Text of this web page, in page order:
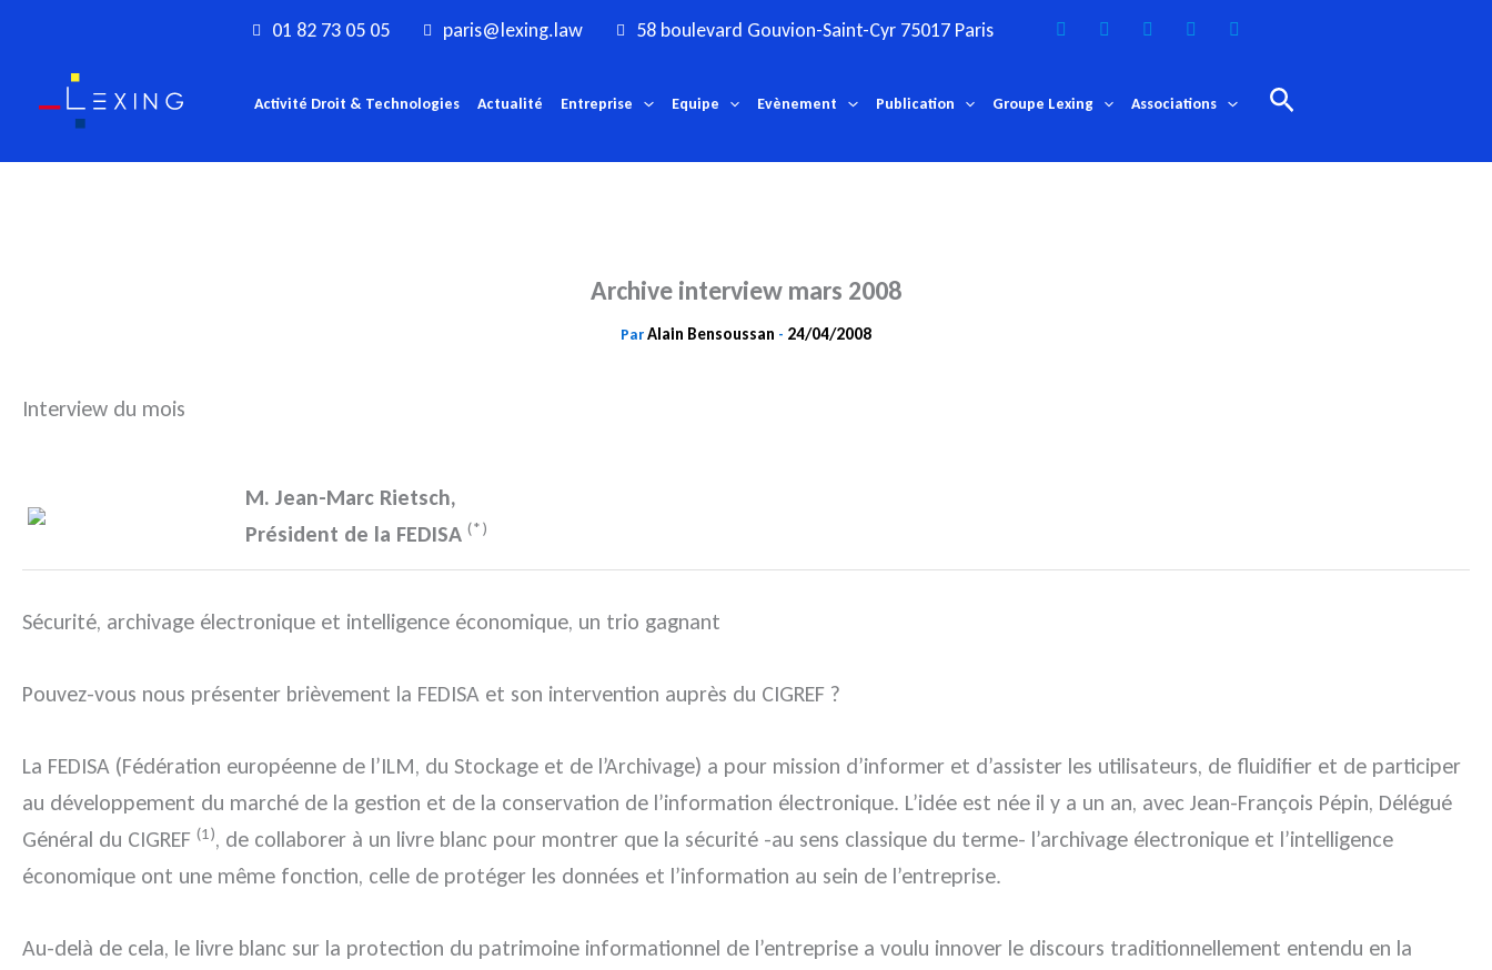
contenu
01 82 73 05 05 paris@lexing.law 58 boulevard Gouvion-Saint-Cyr 75017 Paris
Activité Droit & Technologies Actualité Entreprise Equipe Evènement Publication Groupe Lexing Associations Rechercher
Archive interview mars 2008
ParAlain Bensoussan - 24/04/2008
Interview du mois
M. Jean-Marc Rietsch,
Président de la FEDISA (*)
Sécurité, archivage électronique et intelligence économique, un trio gagnant
Pouvez-vous nous présenter brièvement la FEDISA et son intervention auprès du CIGREF ?
La FEDISA (Fédération européenne de l’ILM, du Stockage et de l’Archivage) a pour mission d’informer et d’assister les utilisateurs, de fluidifier et de participer
au développement du marché de la gestion et de la conservation de l’information électronique. L’idée est née il y a un an, avec Jean-François Pépin, Délégué
Général du CIGREF (1), de collaborer à un livre blanc pour montrer que la sécurité -au sens classique du terme- l’archivage électronique et l’intelligence
économique ont une même fonction, celle de protéger les données et l’information au sein de l’entreprise.
Au-delà de cela, le livre blanc sur la protection du patrimoine informationnel de l’entreprise a voulu innover le discours traditionnellement entendu en la